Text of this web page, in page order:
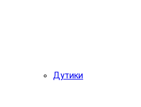
Дутики